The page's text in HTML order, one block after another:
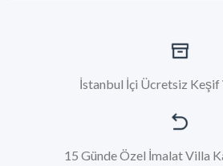
İstanbul İçi Ücretsiz
15 Günde Özel İmalat Villa